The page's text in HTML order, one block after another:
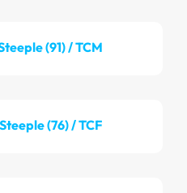
(91) / TCM
(76) / TCF